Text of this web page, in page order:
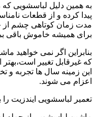
به همین دلیل لباسشویی
پیدا کرده و از قطعات
مدت زمان کوتاهی چشم از
برای همیشه خاموش باقی
بنابراین اگر نمی خواهید
که غیرقابل تغییر است،بهتر
این زمینه سال ها تجربه و
اعزام می شوند.
تعمیر لباسشویی ایندزیت